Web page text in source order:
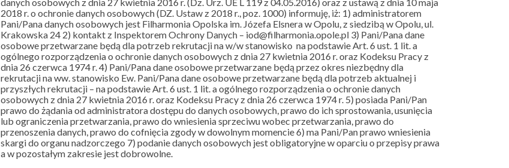
2018 r. o ochronie danych osobowych (DZ. Ustaw z 2018 r., poz. 1000) informuję, iż: 1) administratorem
Pani/Pana danych osobowych jest Filharmonia Opolska im. Józefa Elsnera w Opolu, z siedzibą w Opolu, ul.
Krakowska 24 2) kontakt z Inspektorem Ochrony Danych – iod@filharmonia.opole.pl 3) Pani/Pana dane
osobowe przetwarzane będą dla potrzeb rekrutacji na w/w stanowisko na podstawie Art. 6 ust. 1 lit. a
ogólnego rozporządzenia o ochronie danych osobowych z dnia 27 kwietnia 2016 r. oraz Kodeksu Pracy z
dnia 26 czerwca 1974 r. 4) Pani/Pana dane osobowe przetwarzane będą przez okres niezbędny dla
rekrutacji na ww. stanowisko Ew. Pani/Pana dane osobowe przetwarzane będą dla potrzeb aktualnej i
przyszłych rekrutacji – na podstawie Art. 6 ust. 1 lit. a ogólnego rozporządzenia o ochronie danych
osobowych z dnia 27 kwietnia 2016 r. oraz Kodeksu Pracy z dnia 26 czerwca 1974 r. 5) posiada Pani/Pan
prawo do żądania od administratora dostępu do danych osobowych, prawo do ich sprostowania, usunięcia
lub ograniczenia przetwarzania, prawo do wniesienia sprzeciwu wobec przetwarzania, prawo do
przenoszenia danych, prawo do cofnięcia zgody w dowolnym momencie 6) ma Pani/Pan prawo wniesienia
skargi do organu nadzorczego 7) podanie danych osobowych jest obligatoryjne w oparciu o przepisy prawa
a w pozostałym zakresie jest dobrowolne.